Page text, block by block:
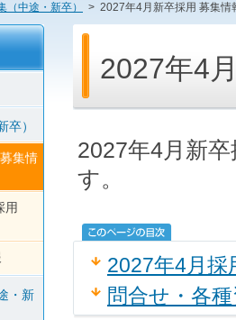
（中途・新卒） > 2027年4月新卒採用 募集情
2027年4
2027年4月新
す。
2027年4月
問合せ・各
）
集情
用
・新